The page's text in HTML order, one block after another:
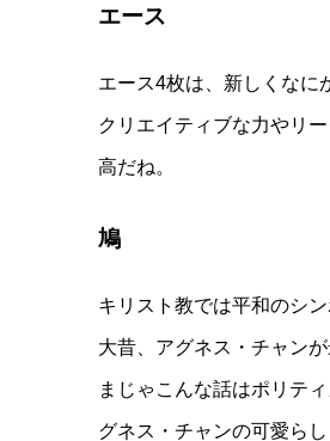
エース
エース4枚は、新しくなに
クリエイティブな力やリ
高だね。
鳩
キリスト教では平和のシン
大昔、アグネス・チャン
まじゃこんな話はポリテ
グネス・チャンの可愛ら